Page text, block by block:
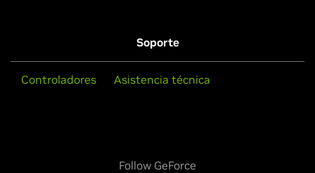
Soporte
Controladores Asistencia técnica
Follow GeForce